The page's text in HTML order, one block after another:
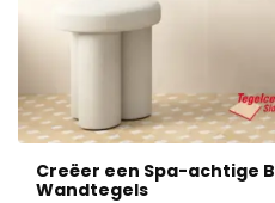
Creëer een Spa-achtige
Wandtegels